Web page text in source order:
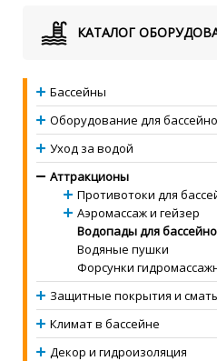
КАТАЛОГ
Бассейны
Оборудование для
Уход за водой
Аттракционы
Противотоки для
Аэромассаж и гейзер
Водопады для
Водяные пушки
Форсунки
Защитные покрытия и
Климат в бассейне
Декор и гидроизоляция